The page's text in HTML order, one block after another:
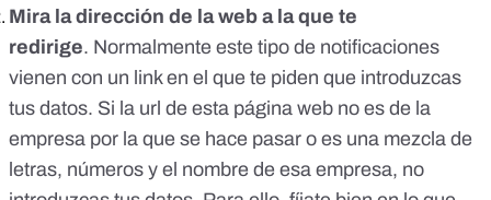
Mira la dirección de la web a la que te
redirige. Normalmente este tipo de notificaciones
vienen con un link en el que te piden que introduzcas
tus datos. Si la url de esta página web no es de la
empresa por la que se hace pasar o es una mezcla de
letras, números y el nombre de esa empresa, no